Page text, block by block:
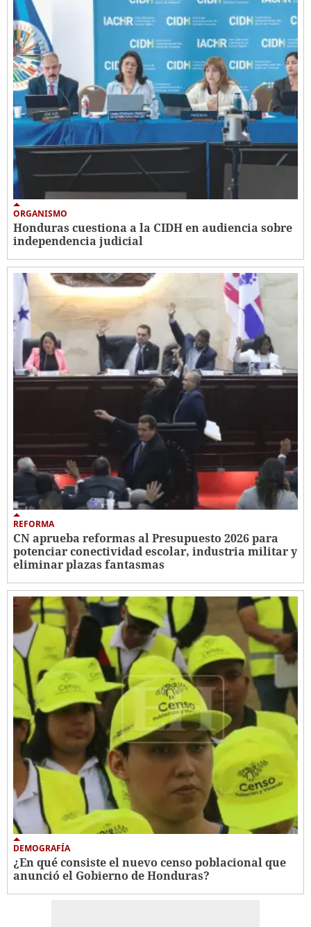
ORGANISMO
Honduras cuestiona a la CIDH en audiencia sobre
independencia judicial
REFORMA
CN aprueba reformas al Presupuesto 2026 para
potenciar conectividad escolar, industria militar y
eliminar plazas fantasmas
DEMOGRAFÍA
¿En qué consiste el nuevo censo poblacional que
anunció el Gobierno de Honduras?